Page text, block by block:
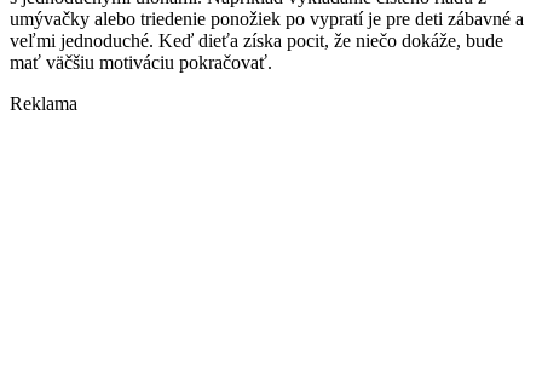
umývačky alebo triedenie ponožiek po vypratí je pre deti zábavné a
veľmi jednoduché. Keď dieťa získa pocit, že niečo dokáže, bude
mať väčšiu motiváciu pokračovať.
Reklama